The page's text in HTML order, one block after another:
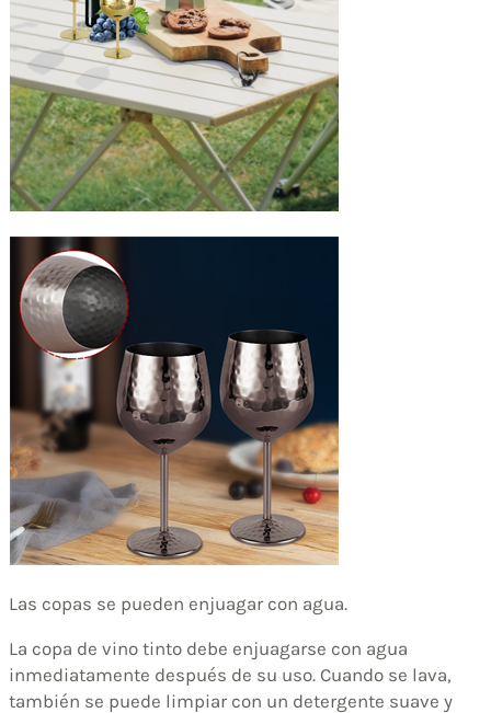
Las copas se pueden enjuagar con agua.
La copa de vino tinto debe enjuagarse con agua
inmediatamente después de su uso. Cuando se lava,
también se puede limpiar con un detergente suave y